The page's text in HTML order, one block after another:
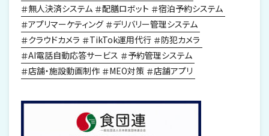
無人決済システム
配膳ロボット
宿泊予約システム
アプリマーケティング
デリバリー管理システム
クラウドカメラ
TikTok運用代行
防犯カメラ
AI電話自動応答サービス
予約管理システム
店舗・施設動画制作
MEO対策 店舗アプリ